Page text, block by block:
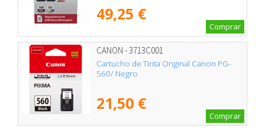
49,25 €
Comprar
CANON - 3713C001
Cartucho de Tinta Original Canon PG-
560/ Negro
21,50 €
Comprar